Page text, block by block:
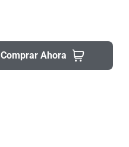
Comprar Ahora